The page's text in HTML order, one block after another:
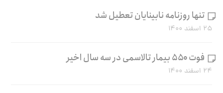
تنها روزنامه نابینایان تعطیل شد
۲۵ اسفند ۱۴۰۰
فوت ۵۵۰ بیمار تالاسمی در سه سال اخیر
۲۴ اسفند ۱۴۰۰